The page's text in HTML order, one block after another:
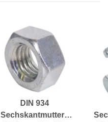
DIN 934
Sechskantmuttern